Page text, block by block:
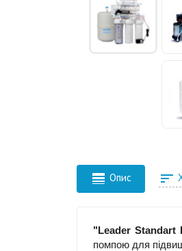
 Опис 
"Leader Standart
помпою для